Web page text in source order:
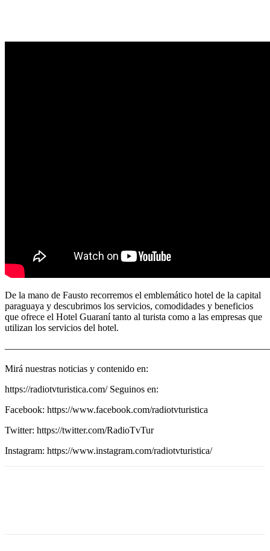
De la mano de Fausto recorremos el emblemático hotel de la capital
paraguaya y descubrimos los servicios, comodidades y beneficios
que ofrece el Hotel Guaraní tanto al turista como a las empresas que
utilizan los servicios del hotel.
Mirá nuestras noticias y contenido en:
https://radiotvturistica.com/ Seguinos en:
Facebook: https://www.facebook.com/radiotvturistica
Twitter: https://twitter.com/RadioTvTur
Instagram: https://www.instagram.com/radiotvturistica/